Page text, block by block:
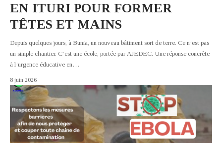
EN ITURI POUR FORMER
TÊTES ET MAINS
Depuis quelques jours, à Bunia, un nouveau bâtiment sort de terre. Ce n’est pas
un simple chantier. C’est une école, portée par AJEDEC. Une réponse concrète
à l’urgence éducative en …
8 juin 2026